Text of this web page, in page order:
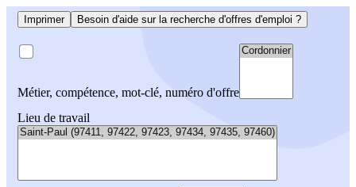
Imprimer Besoin d'aide sur la recherche d'offres d'emploi ?
Métier, compétence, mot-clé, numéro d'offre
Lieu de travail